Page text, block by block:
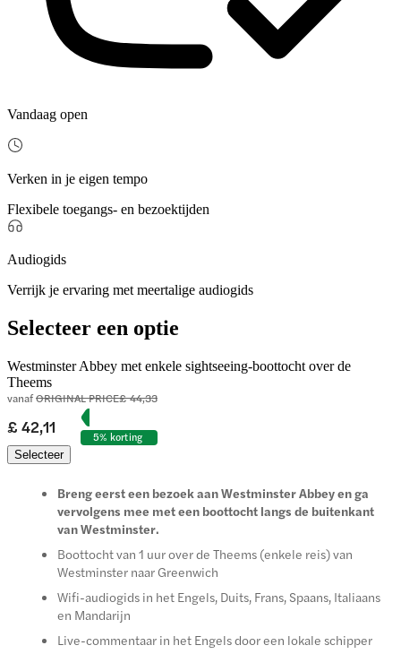
Vandaag open
Verken in je eigen tempo
Flexibele toegangs- en bezoektijden
Audiogids
Verrijk je ervaring met meertalige audiogids
Selecteer een optie
Westminster Abbey met enkele sightseeing-boottocht over de
Theems
vanafORIGINAL PRICE£ 44,33
£ 42,11
5% korting
Selecteer
Breng eerst een bezoek aan Westminster Abbey en ga
vervolgens mee met een boottocht langs de buitenkant
van Westminster.
Boottocht van 1 uur over de Theems (enkele reis) van
Westminster naar Greenwich
Wifi-audiogids in het Engels, Duits, Frans, Spaans, Italiaans
en Mandarijn
Live-commentaar in het Engels door een lokale schipper